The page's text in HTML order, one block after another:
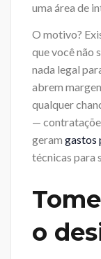
uma área de
O motivo?
que você não
nada legal
abrem
qualquer
—
geram gastos
técnicas para
o